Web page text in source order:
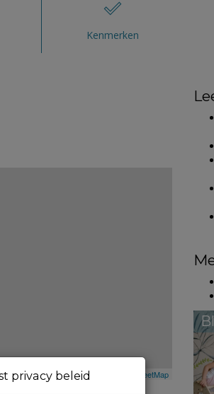
Kenmerken
Leaflet| ©Mapbox OpenStreetMap
privacy beleid